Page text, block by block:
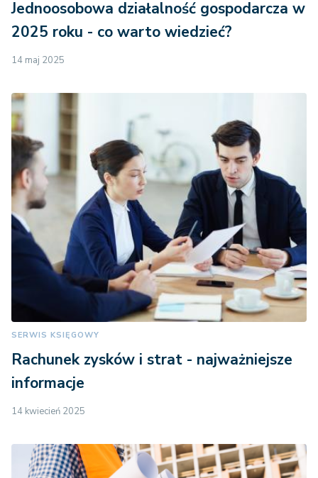
Jednoosobowa działalność gospodarcza w
2025 roku - co warto wiedzieć?
14 maj 2025
SERWIS KSIĘGOWY
Rachunek zysków i strat - najważniejsze
informacje
14 kwiecień 2025